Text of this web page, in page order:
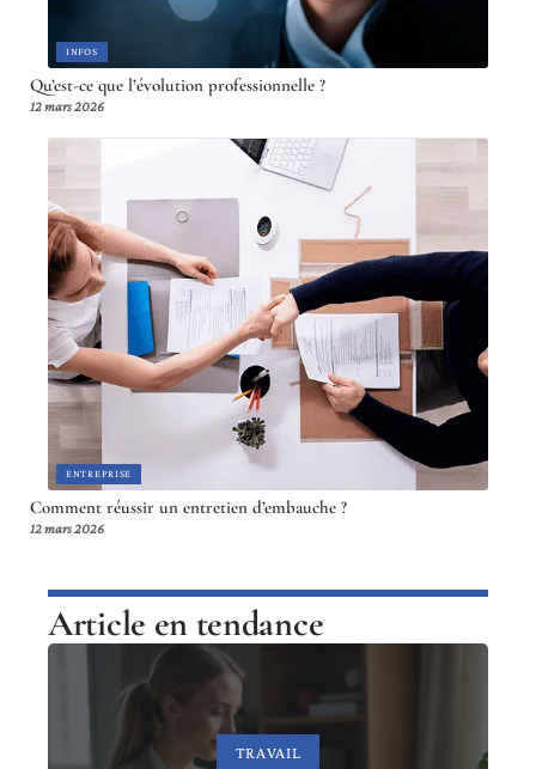
INFOS
Qu’est-ce que l’évolution professionnelle ?
12 mars 2026
ENTREPRISE
Comment réussir un entretien d’embauche ?
12 mars 2026
Article en tendance
TRAVAIL